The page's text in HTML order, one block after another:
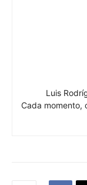
Luis
Cada momento,